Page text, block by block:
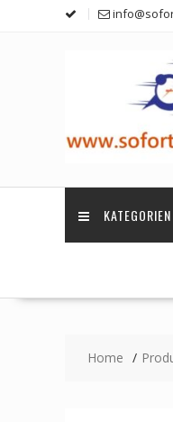
KATEGORIEN
Home